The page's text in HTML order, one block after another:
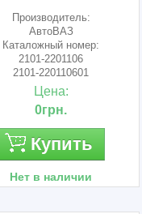
Производитель:
АвтоВАЗ
Каталожный номер:
2101-2201106
2101-220110601
21010-2201106
Цена:
0грн.
Купить
Нет в наличии